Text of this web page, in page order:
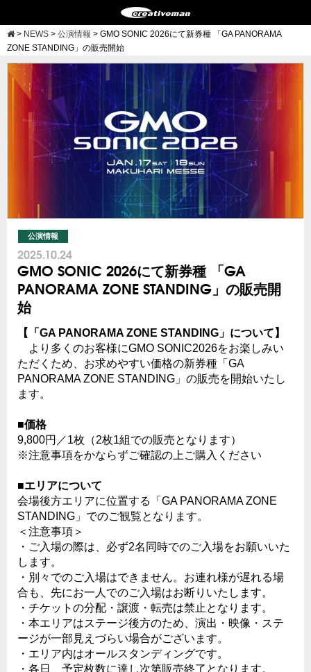
> NEWS > 公演情報 > GMO SONIC 2026にて新券種 「GA PANORAMA
ZONE STANDING」の販売開始
公演情報
2025.10.24
GMO SONIC 2026にて新券種 「GA
PANORAMA ZONE STANDING」の販売開
始
【「GA PANORAMA ZONE STANDING」について】
より多くのお客様にGMO SONIC2026をお楽しみい
ただくため、お求めやすい価格の新券種「GA
PANORAMA ZONE STANDING」の販売を開始いたし
ます。
■価格
9,800円／1枚（2枚1組での販売となります）
※注意事項をかならずご確認の上ご購入ください
■エリアについて
会場後方エリアに位置する「GA PANORAMA ZONE
STANDING」でのご観覧となります。
＜注意事項＞
・ご入場の際は、必ず2名同時でのご入場をお願いいた
します。
・別々でのご入場はできません。お連れ様が遅れる場
合も、先にお一人でのご入場はお断りいたします。
・チケットの分配・譲渡・転売は禁止となります。
・本エリアはステージ後方のため、演出・映像・ステ
ージが一部見えづらい場合がございます。
・エリア内はオールスタンディングです。
・各日、予定枚数に達し次第販売終了となります。